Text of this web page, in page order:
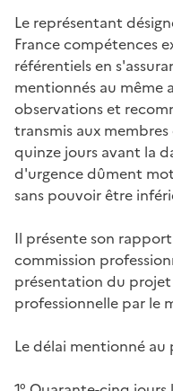
Le représentant
France compétences
référentiels en
mentionnés au même
observations et
transmis aux
quinze jours avant la
d'urgence dûment
sans pouvoir être
Il présente son
commission
présentation du
professionnelle par le
Le délai mentionné au